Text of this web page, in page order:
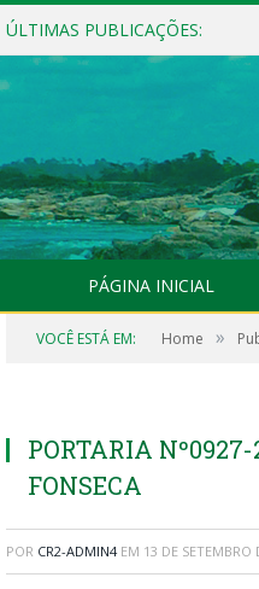
ÚLTIMAS PUBLICAÇÕES:
PÁGINA INICIAL
VOCÊ ESTÁ EM: Home »
PORTARIA
FONSECA
POR CR2-ADMIN4 EM 13 DE SETEMBRO